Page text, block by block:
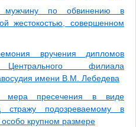
мужчину по обвинению в
жестокостью, совершенном
вручения дипломов
филиала
имени В.М. Лебедева
мера пресечения в виде
стражу подозреваемому в
крупном размере